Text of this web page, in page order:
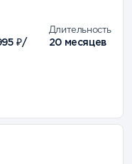
₽/
Длительность
20 месяцев